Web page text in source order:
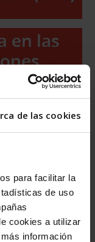
de las cookies
para facilitar la
de uso
cookies a utilizar
información